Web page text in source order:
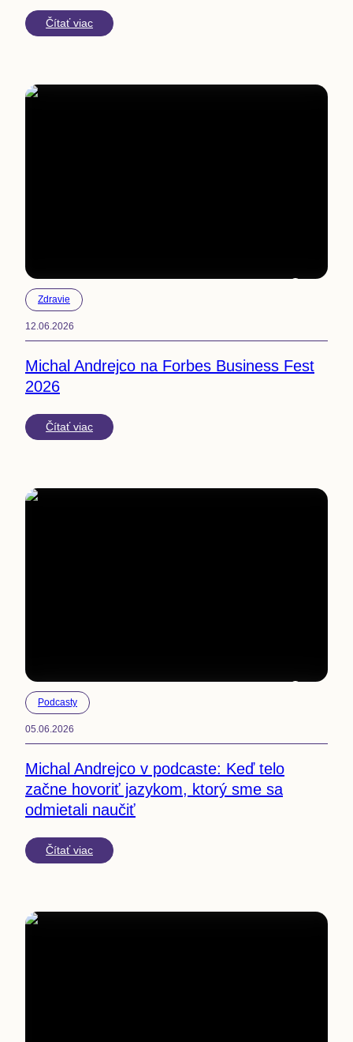
Čítať viac
12.06.2026
Zdravie
Michal Andrejco na Forbes Business Fest
2026
Čítať viac
05.06.2026
Podcasty
Michal Andrejco v podcaste: Keď telo
začne hovoriť jazykom, ktorý sme sa
odmietali naučiť
Čítať viac